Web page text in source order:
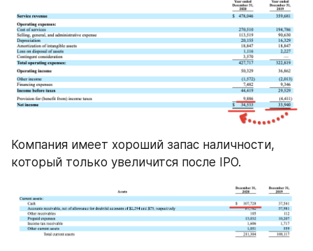
Компания имеет хороший запас наличности,
который только увеличится после IPO.